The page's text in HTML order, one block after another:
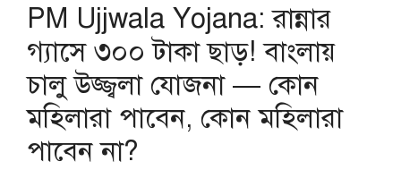
PM Ujjwala Yojana: রান্নার
গ্যাসে ৩০০ টাকা ছাড়! বাংলায়
চালু উজ্জ্বলা যোজনা — কোন
মহিলারা পাবেন, কোন মহিলারা
পাবেন না?